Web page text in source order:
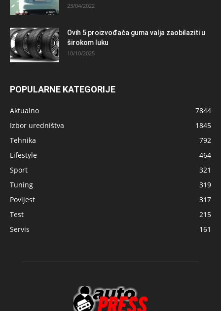
23/04/2022
Ovih 5 proizvođača guma valja zaobilaziti u
širokom luku
10/10/2025
POPULARNE KATEGORIJE
Aktualno
7844
Izbor uredništva
1845
Tehnika
792
Lifestyle
464
Sport
321
Tuning
319
Povijest
317
Test
215
Servis
161